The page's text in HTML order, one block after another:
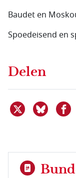
Baudet en
Spoedeisend en
Delen
Deel ditDeel